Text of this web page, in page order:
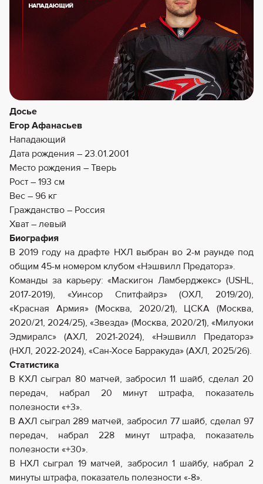
Досье
Егор Афанасьев
Нападающий
Дата рождения – 23.01.2001
Место рождения – Тверь
Рост – 193 см
Вес – 96 кг
Гражданство – Россия
Хват – левый
Биография
В 2019 году на драфте НХЛ выбран во 2-м раунде под
общим 45-м номером клубом «Нэшвилл Предаторз».
Команды за карьеру: «Маскигон Ламберджекс» (USHL,
2017-2019), «Уинсор Спитфайрз» (ОХЛ, 2019/20),
«Красная Армия» (Москва, 2020/21), ЦСКА (Москва,
2020/21, 2024/25), «Звезда» (Москва, 2020/21), «Милуоки
Эдмиралс» (АХЛ, 2021-2024), «Нэшвилл Предаторз»
(НХЛ, 2022-2024), «Сан-Хосе Барракуда» (АХЛ, 2025/26).
Статистика
В КХЛ сыграл 80 матчей, забросил 11 шайб, сделал 20
передач, набрал 20 минут штрафа, показатель
полезности «+3».
В АХЛ сыграл 289 матчей, забросил 77 шайб, сделал 97
передач, набрал 228 минут штрафа, показатель
полезности «+30».
В НХЛ сыграл 19 матчей, забросил 1 шайбу, набрал 2
минуты штрафа, показатель полезности «-8».